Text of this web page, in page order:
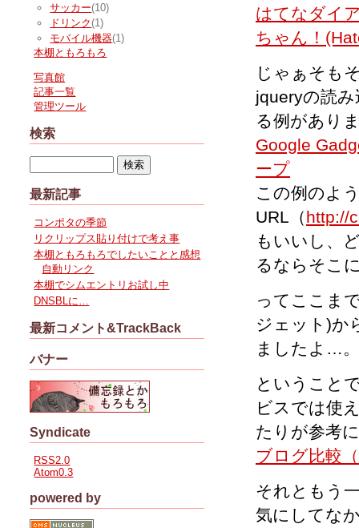
はてなダイ
ちゃん！
じゃぁそも
jqueryの読
る例があり
Google
ープ
この例のよ
URL（http://
もいいし、
るならそこ
ってここま
ジェット)か
ましたよ…。
ということ
ビスでは使
たりが参考
ブログ比較
それともう
気にしてな
サッカー(10)
ドリンク (1)
モバイル機器(1)
本棚ともろもろ
写真館
記事一覧
管理ツール
検索
最新記事
コンポタの季節
リクリップス貼り付けで考え事
本棚ともろもろでしたいことと感想
自動リンク
本棚でシムエントリお試し中
DNSBLに…
最新コメント&TrackBack
バナー
Syndicate
RSS2.0
Atom0.3
powered by